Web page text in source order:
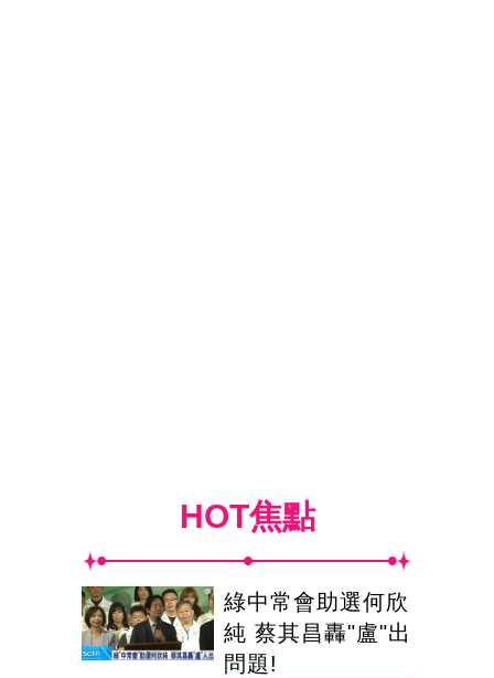
HOT焦點
綠中常會助選何欣
純 蔡其昌轟"盧"出
問題!